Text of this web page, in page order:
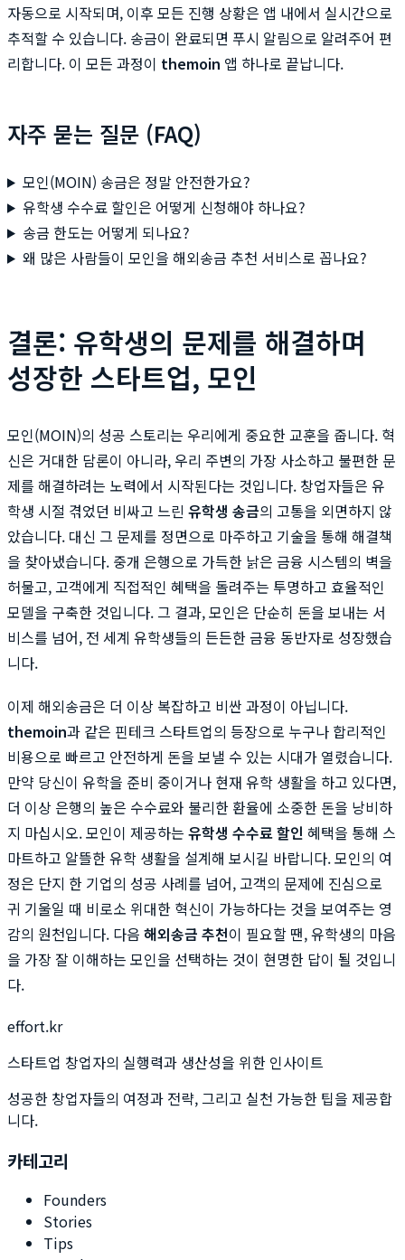
자동으로 시작되며, 이후 모든 진행 상황은 앱 내에서 실시간으로
추적할 수 있습니다. 송금이 완료되면 푸시 알림으로 알려주어 편
리합니다. 이 모든 과정이 themoin 앱 하나로 끝납니다.
자주 묻는 질문 (FAQ)
모인(MOIN) 송금은 정말 안전한가요?
유학생 수수료 할인은 어떻게 신청해야 하나요?
송금 한도는 어떻게 되나요?
왜 많은 사람들이 모인을 해외송금 추천 서비스로 꼽나요?
결론: 유학생의 문제를 해결하며
성장한 스타트업, 모인
모인(MOIN)의 성공 스토리는 우리에게 중요한 교훈을 줍니다. 혁
신은 거대한 담론이 아니라, 우리 주변의 가장 사소하고 불편한 문
제를 해결하려는 노력에서 시작된다는 것입니다. 창업자들은 유
학생 시절 겪었던 비싸고 느린 유학생 송금의 고통을 외면하지 않
았습니다. 대신 그 문제를 정면으로 마주하고 기술을 통해 해결책
을 찾아냈습니다. 중개 은행으로 가득한 낡은 금융 시스템의 벽을
허물고, 고객에게 직접적인 혜택을 돌려주는 투명하고 효율적인
모델을 구축한 것입니다. 그 결과, 모인은 단순히 돈을 보내는 서
비스를 넘어, 전 세계 유학생들의 든든한 금융 동반자로 성장했습
니다.
이제 해외송금은 더 이상 복잡하고 비싼 과정이 아닙니다.
themoin과 같은 핀테크 스타트업의 등장으로 누구나 합리적인
비용으로 빠르고 안전하게 돈을 보낼 수 있는 시대가 열렸습니다.
만약 당신이 유학을 준비 중이거나 현재 유학 생활을 하고 있다면,
더 이상 은행의 높은 수수료와 불리한 환율에 소중한 돈을 낭비하
지 마십시오. 모인이 제공하는 유학생 수수료 할인 혜택을 통해 스
마트하고 알뜰한 유학 생활을 설계해 보시길 바랍니다. 모인의 여
정은 단지 한 기업의 성공 사례를 넘어, 고객의 문제에 진심으로
귀 기울일 때 비로소 위대한 혁신이 가능하다는 것을 보여주는 영
감의 원천입니다. 다음 해외송금 추천이 필요할 땐, 유학생의 마음
을 가장 잘 이해하는 모인을 선택하는 것이 현명한 답이 될 것입니
다.
effort.kr
스타트업 창업자의 실행력과 생산성을 위한 인사이트
성공한 창업자들의 여정과 전략, 그리고 실천 가능한 팁을 제공합
니다.
카테고리
Founders
Stories
Tips